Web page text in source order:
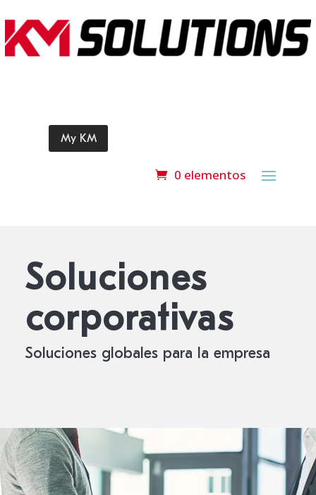
My KM
0 elementos
Soluciones
corporativas
Soluciones globales para la empresa